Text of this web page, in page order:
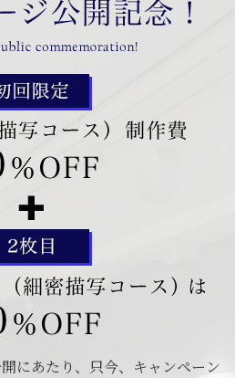
にあたり、只今、キャンペーン